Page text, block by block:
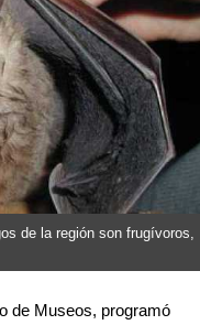
de la región son frugívoros,
de Museos, programó